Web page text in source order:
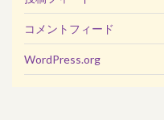
コメントフィード
WordPress.org